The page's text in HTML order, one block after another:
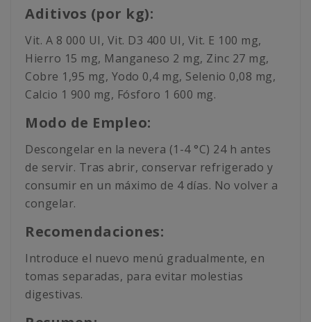
Aditivos (por kg):
Vit. A 8 000 UI, Vit. D3 400 UI, Vit. E 100 mg,
Hierro 15 mg, Manganeso 2 mg, Zinc 27 mg,
Cobre 1,95 mg, Yodo 0,4 mg, Selenio 0,08 mg,
Calcio 1 900 mg, Fósforo 1 600 mg.
Modo de Empleo:
Descongelar en la nevera (1-4 °C) 24 h antes
de servir. Tras abrir, conservar refrigerado y
consumir en un máximo de 4 días. No volver a
congelar.
Recomendaciones:
Introduce el nuevo menú gradualmente, en
tomas separadas, para evitar molestias
digestivas.